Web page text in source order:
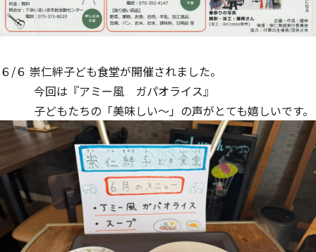
６/６ 崇仁絆子ども食堂が開催されました。
今回は『アミー風 ガパオライス』
子どもたちの「美味しい～」の声がとても嬉しいです。